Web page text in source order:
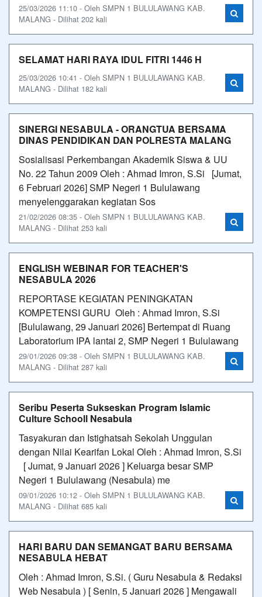
25/03/2026 11:10 - Oleh SMPN 1 BULULAWANG KAB.
MALANG - Dilihat 202 kali
SELAMAT HARI RAYA IDUL FITRI 1446 H
25/03/2026 10:41 - Oleh SMPN 1 BULULAWANG KAB.
MALANG - Dilihat 182 kali
SINERGI NESABULA - ORANGTUA BERSAMA
DINAS PENDIDIKAN DAN POLRESTA MALANG
Sosialisasi Perkembangan Akademik Siswa & UU
No. 22 Tahun 2009 Oleh : Ahmad Imron, S.Si [Jumat,
6 Februari 2026] SMP Negeri 1 Bululawang
menyelenggarakan kegiatan Sos
21/02/2026 08:35 - Oleh SMPN 1 BULULAWANG KAB.
MALANG - Dilihat 253 kali
ENGLISH WEBINAR FOR TEACHER'S
NESABULA 2026
REPORTASE KEGIATAN PENINGKATAN
KOMPETENSI GURU Oleh : Ahmad Imron, S.Si
[Bululawang, 29 Januari 2026] Bertempat di Ruang
Laboratorium IPA lantai 2, SMP Negeri 1 Bululawang
29/01/2026 09:38 - Oleh SMPN 1 BULULAWANG KAB.
MALANG - Dilihat 287 kali
Seribu Peserta Sukseskan Program Islamic
Culture Schooll Nesabula
Tasyakuran dan Istighatsah Sekolah Unggulan
dengan Nilai Kearifan Lokal Oleh : Ahmad Imron, S.Si
[ Jumat, 9 Januari 2026 ] Keluarga besar SMP
Negeri 1 Bululawang (Nesabula) me
09/01/2026 10:12 - Oleh SMPN 1 BULULAWANG KAB.
MALANG - Dilihat 685 kali
HARI BARU DAN SEMANGAT BARU BERSAMA
NESABULA HEBAT
Oleh : Ahmad Imron, S.Si. ( Guru Nesabula & Redaksi
Web Nesabula ) [ Senin, 5 Januari 2026 ] Mengawali